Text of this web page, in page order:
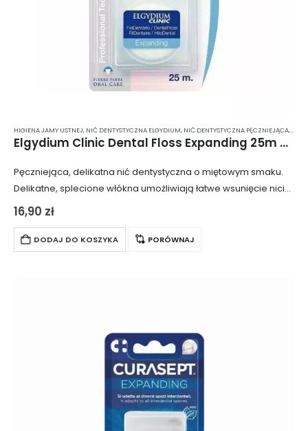
HIGIENA JAMY USTNEJ, NIĆ DENTYSTYCZNA ELGYDIUM, NIĆ DENTYSTYCZNA PĘCZNIEJĄCA,NIĆ
Elgydium Clinic Dental Floss Expanding 25m – pęczniejąca, miętowa nić dentystyczna
Pęczniejąca, delikatna nić dentystyczna o miętowym smaku.
Delikatne, splecione włókna umożliwiają łatwe wsunięcie nici
między zęby, ponieważ pęcznieje ona dopiero podczas
nitkowania. Nić nie podrażnia dziąseł, co czyni ją idealną…
16,90 zł
DODAJ DO KOSZYKA PORÓWNAJ